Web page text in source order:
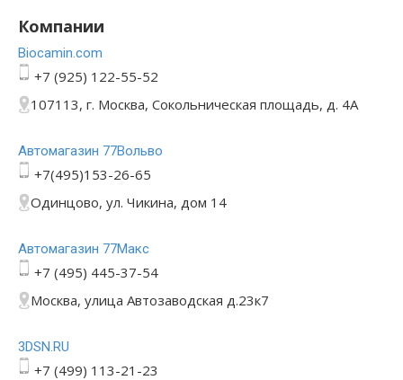
Компании
Bioсamin.com
+7 (925) 122-55-52
107113, г. Москва, Сокольническая площадь, д. 4А
Автомагазин 77Вольво
+7(495)153-26-65
Одинцово, ул. Чикина, дом 14
Автомагазин 77Макс
+7 (495) 445-37-54
Москва, улица Автозаводская д.23к7
3DSN.RU
+7 (499) 113-21-23